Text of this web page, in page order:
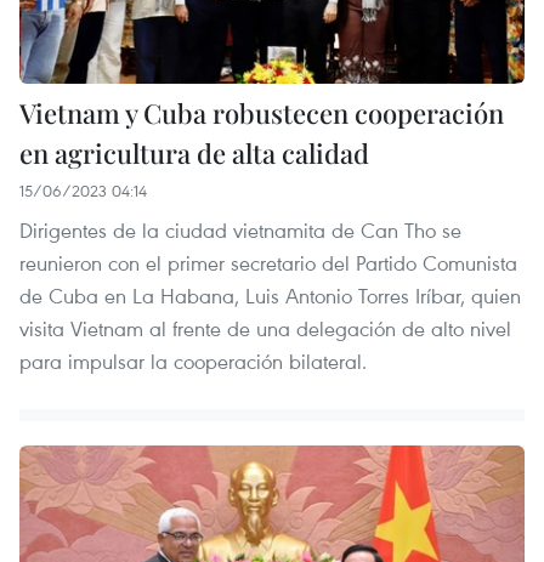
Vietnam y Cuba robustecen cooperación
en agricultura de alta calidad
15/06/2023 04:14
Dirigentes de la ciudad vietnamita de Can Tho se
reunieron con el primer secretario del Partido Comunista
de Cuba en La Habana, Luis Antonio Torres Iríbar, quien
visita Vietnam al frente de una delegación de alto nivel
para impulsar la cooperación bilateral.